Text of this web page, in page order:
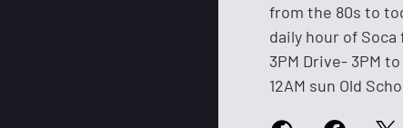
from the 80s to
daily hour of Soca
3PM Drive- 3PM
12AM sun Old